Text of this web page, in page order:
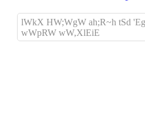
lWkX HW;WgW ah;R~h tSd
wWpRW wW,XlEiE